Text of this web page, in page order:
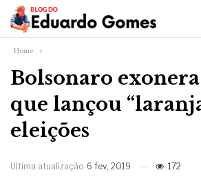
Home
Bolsonaro
que lançou
eleições
Ultima atualização 6 fev, 2019 172